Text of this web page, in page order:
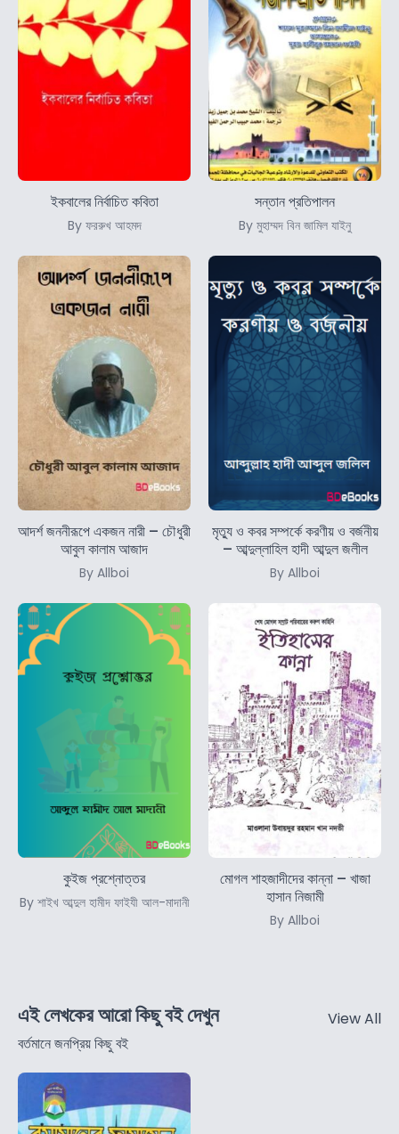
ইকবালের নির্বাচিত কবিতা
By ফররুখ আহমদ
সন্তান প্রতিপালন
By মুহাম্মদ বিন জামিল যাইনু
আদর্শ জননীরূপে একজন নারী – চৌধুরী
আবুল কালাম আজাদ
By Allboi
মৃত্যু ও কবর সম্পর্কে করণীয় ও বর্জনীয়
– আব্দুল্লাহিল হাদী আব্দুল জলীল
By Allboi
কুইজ প্রশ্নোত্তর
By শাইখ আব্দুল হামীদ ফাইযী আল-মাদানী
মোগল শাহজাদীদের কান্না – খাজা
হাসান নিজামী
By Allboi
এই লেখকের আরো কিছু বই দেখুন
বর্তমানে জনপ্রিয় কিছু বই
View All